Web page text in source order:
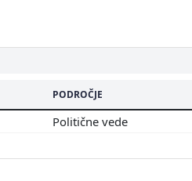
PODROČJE
Politične vede